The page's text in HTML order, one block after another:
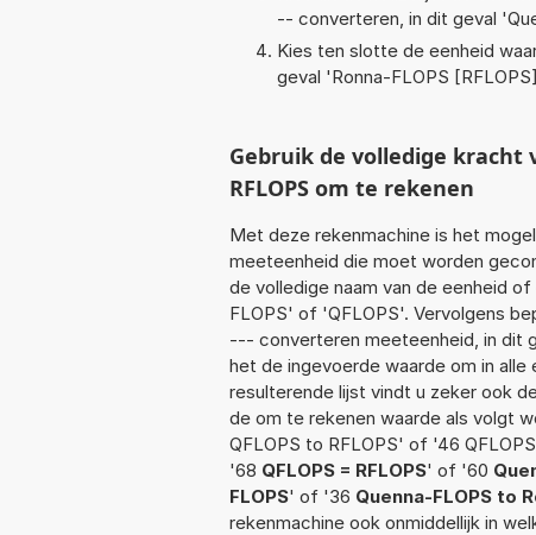
-- converteren, in dit geval '
Kies ten slotte de eenheid
geval 'Ronna-FLOPS [RFLOPS]
Gebruik de volledige kracht
RFLOPS om te rekenen
Met deze rekenmachine is het
meeteenheid die moet worden
de volledige naam van de eenheid
FLOPS' of 'QFLOPS'. Vervolgens
--- converteren meeteenheid, in dit
het de ingevoerde waarde om in
resulterende lijst vindt u zeker ook
de om te rekenen waarde als volgt
QFLOPS to RFLOPS' of '46
'68 QFLOPS = RFLOPS' of '60
FLOPS' of '36 Quenna-FLOPS to
rekenmachine ook onmiddellijk in